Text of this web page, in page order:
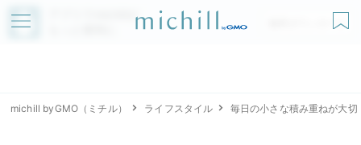
アプリでmichillが
無料ダウンロード
michill byGMO（ミチル） ライフスタイル 毎日の小さな積み重ねが大